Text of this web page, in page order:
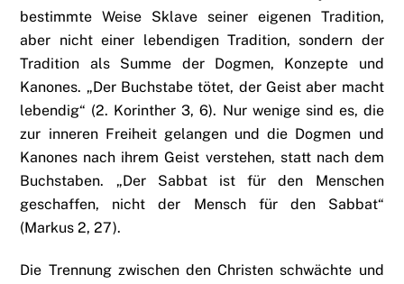
bestimmte Weise Sklave seiner eigenen Tradition,
aber nicht einer lebendigen Tradition, sondern der
Tradition als Summe der Dogmen, Konzepte und
Kanones. „Der Buchstabe tötet, der Geist aber macht
lebendig“ (2. Korinther 3, 6). Nur wenige sind es, die
zur inneren Freiheit gelangen und die Dogmen und
Kanones nach ihrem Geist verstehen, statt nach dem
Buchstaben. „Der Sabbat ist für den Menschen
geschaffen, nicht der Mensch für den Sabbat“
(Markus 2, 27).
Die Trennung zwischen den Christen schwächte und